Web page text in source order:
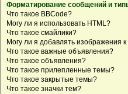
Форматирование сообщений и
Что такое BBCode?
Могу ли я использовать HTML?
Что такое смайлики?
Могу ли я добавлять изображения
Что такое важные объявления?
Что такое объявления?
Что такое прилепленные темы?
Что такое закрытые темы?
Что такое значки тем?